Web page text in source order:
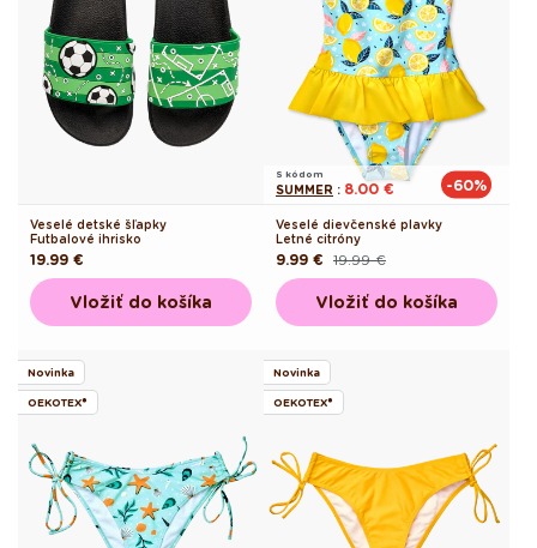
Veselé detské šľapky
Futbalové ihrisko
Pôvodná
cena
19.99 €
Vložiť do košíka
S kódom
SUMMER : 8.00 € -60%
Veselé dievčenské plavky
Letné citróny
Pôvodná
cena
19.99 €
Akciová
cena
9.99 €
Vložiť do košíka
Novinka
OEKOTEX®
Novinka
OEKOTEX®